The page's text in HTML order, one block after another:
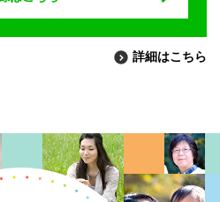
詳細はこちら